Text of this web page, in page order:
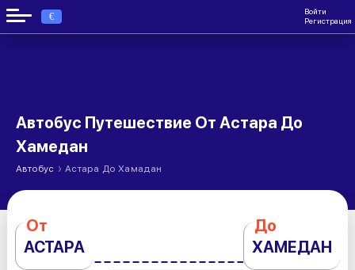
€
Войти
Регистрация
Автобус Путешествие От Астара До
Хамедан
Автобус › Астара До Хамадан
От
АСТАРА
До
ХАМЕДАН